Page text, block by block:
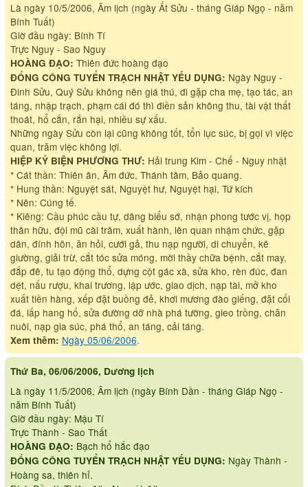
Là ngày 10/5/2006, Âm lịch (ngày Ất Sửu - tháng Giáp Ngọ - năm
Bính Tuất)
Giờ đầu ngày: Bính Tí
Trực Nguy - Sao Nguy
HOÀNG ĐẠO: Thiên đức hoàng đạo
ĐỔNG CÔNG TUYỂN TRẠCH NHẬT YẾU DỤNG: Ngày Nguy -
Đinh Sửu, Quý Sửu không nên giá thú, đi gặp cha mẹ, tạo tác, an
táng, nhập trạch, phạm cái đó thì điền sản không thu, tài vật thất
thoát, hổ cắn, rắn hại, nhiều sự xấu.
Những ngày Sửu còn lại cũng không tốt, tổn lục súc, bị gọi vì việc
quan, trăm việc không lợi.
HIỆP KỶ BIỆN PHƯƠNG THƯ: Hải trung Kim - Chế - Nguy nhật
* Cát thần: Thiên ân, Âm đức, Thánh tâm, Bảo quang.
* Hung thần: Nguyệt sát, Nguyệt hư, Nguyệt hại, Tứ kích
* Nên: Cúng tế.
* Kiêng: Cầu phúc cầu tự, dâng biểu sớ, nhận phong tước vị, họp
thân hữu, đội mũ cài trâm, xuất hành, lên quan nhậm chức, gặp
dân, đính hôn, ăn hỏi, cưới gả, thu nạp người, di chuyển, kê
giường, giải trừ, cắt tóc sửa móng, mời thầy chữa bệnh, cắt may,
đắp đê, tu tạo động thổ, dựng cột gác xà, sửa kho, rèn đúc, đan
dệt, nấu rượu, khai trương, lập ước, giao dịch, nạp tài, mở kho
xuất tiền hàng, xếp đặt buồng đẻ, khơi mương đào giếng, đặt cối
đá, lấp hang hố, sửa đường dỡ nhà phá tường, gieo trồng, chăn
nuôi, nạp gia súc, phá thổ, an táng, cải táng.
Xem thêm: Ngày 05/06/2006.
Thứ Ba, 06/06/2006, Dương lịch
Là ngày 11/5/2006, Âm lịch (ngày Bính Dần - tháng Giáp Ngọ -
năm Bính Tuất)
Giờ đầu ngày: Mậu Tí
Trực Thành - Sao Thất
HOÀNG ĐẠO: Bạch hổ hắc đạo
ĐỔNG CÔNG TUYỂN TRẠCH NHẬT YẾU DỤNG: Ngày Thành -
Hoàng sa, thiên hỉ.